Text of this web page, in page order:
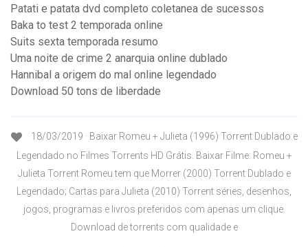
Patati e patata dvd completo coletanea de sucessos
Baka to test 2 temporada online
Suits sexta temporada resumo
Uma noite de crime 2 anarquia online dublado
Hannibal a origem do mal online legendado
Download 50 tons de liberdade
18/03/2019 · Baixar Romeu + Julieta (1996) Torrent Dublado e
Legendado no Filmes Torrents HD Grátis. Baixar Filme: Romeu +
Julieta Torrent Romeu tem que Morrer (2000) Torrent Dublado e
Legendado; Cartas para Julieta (2010) Torrent séries, desenhos,
jogos, programas e livros preferidos com apenas um clique.
Download de torrents com qualidade e